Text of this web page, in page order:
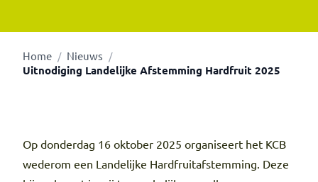
Home / Nieuws /
Uitnodiging Landelijke Afstemming Hardfruit 2025
Op donderdag 16 oktober 2025 organiseert het KCB
wederom een Landelijke Hardfruitafstemming. Deze